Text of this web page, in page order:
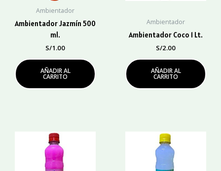
Ambientador
Ambientador Jazmín 500
ml.
S/1.00
AÑADIR AL
CARRITO
Ambientador
Ambientador Coco 1 Lt.
S/2.00
AÑADIR AL
CARRITO